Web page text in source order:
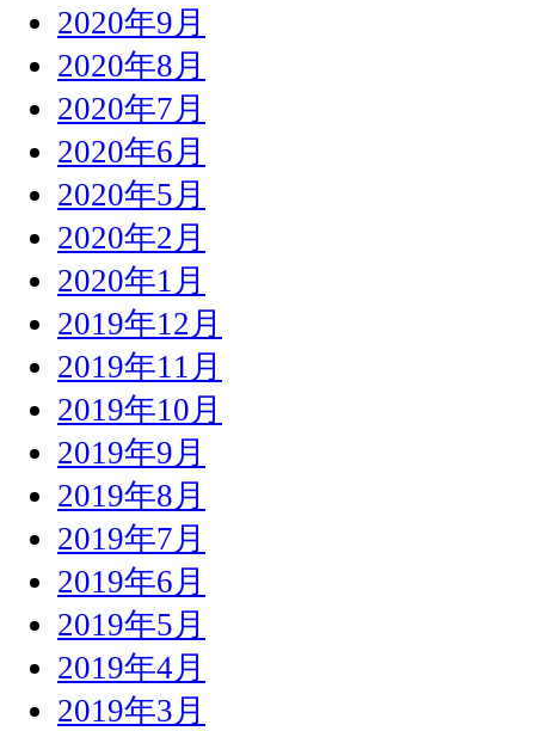
2020年9月
2020年8月
2020年7月
2020年6月
2020年5月
2020年2月
2020年1月
2019年12月
2019年11月
2019年10月
2019年9月
2019年8月
2019年7月
2019年6月
2019年5月
2019年4月
2019年3月